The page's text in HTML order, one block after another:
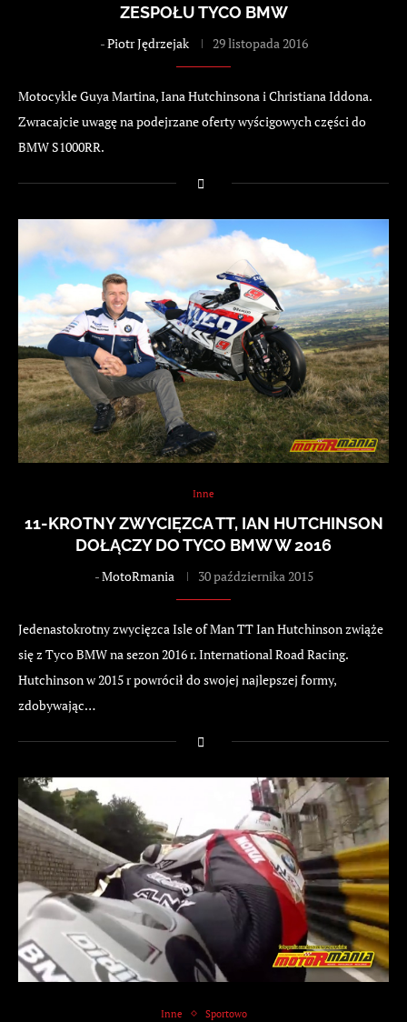
ZESPOŁU TYCO BMW
-Piotr Jędrzejak 29 listopada 2016
Motocykle Guya Martina, Iana Hutchinsona i Christiana Iddona.
Zwracajcie uwagę na podejrzane oferty wyścigowych części do
BMW S1000RR.
Inne
11-KROTNY ZWYCIĘZCA TT, IAN HUTCHINSON
DOŁĄCZY DO TYCO BMW W 2016
-MotoRmania 30 października 2015
Jedenastokrotny zwycięzca Isle of Man TT Ian Hutchinson zwiąże
się z Tyco BMW na sezon 2016 r. International Road Racing.
Hutchinson w 2015 r powrócił do swojej najlepszej formy,
zdobywając…
Inne Sportowo